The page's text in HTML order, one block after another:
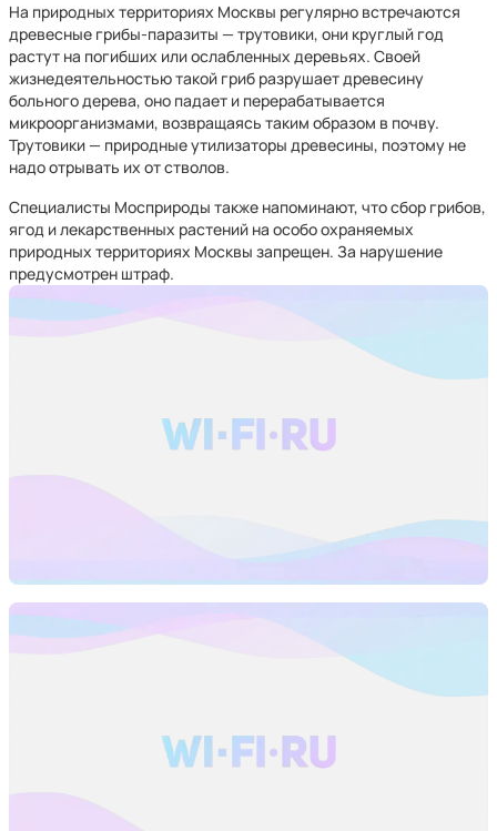
На природных территориях Москвы регулярно встречаются
древесные грибы-паразиты — трутовики, они круглый год
растут на погибших или ослабленных деревьях. Своей
жизнедеятельностью такой гриб разрушает древесину
больного дерева, оно падает и перерабатывается
микроорганизмами, возвращаясь таким образом в почву.
Трутовики — природные утилизаторы древесины, поэтому не
надо отрывать их от стволов.
Специалисты Мосприроды также напоминают, что сбор грибов,
ягод и лекарственных растений на особо охраняемых
природных территориях Москвы запрещен. За нарушение
предусмотрен штраф.